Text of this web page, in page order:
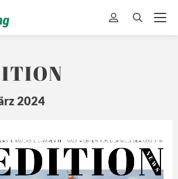
2024
TÄ GLICHE E-PAPER MIT NACHRICHTEN A US DER WEL T DER LOGISTIK
N E
W S